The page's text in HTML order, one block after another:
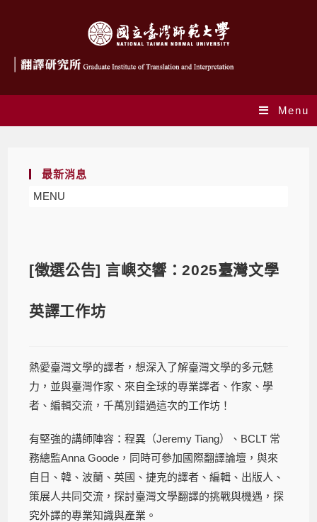
Menu
最新消息
MENU
[徵選公告] 言嶼交響：2025臺灣文學
英譯工作坊
熱愛臺灣文學的譯者，想深入了解臺灣文學的多元魅
力，並與臺灣作家、來自全球的專業譯者、作家、學
者、編輯交流，千萬別錯過這次的工作坊！
有堅強的講師陣容：程異（Jeremy Tiang）、BCLT 常
務總監Anna Goode，同時可參加國際翻譯論壇，與來
自日、韓、波蘭、英國、捷克的譯者、編輯、出版人、
策展人共同交流，探討臺灣文學翻譯的挑戰與機遇，探
究外譯的專業知識與產業。